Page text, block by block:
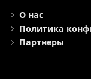
О нас
Политика
Партнеры